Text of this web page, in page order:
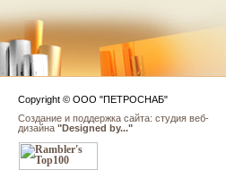
Copyright © ООО "ПЕТРОСНАБ"
Создание и поддержка сайта: cтудия веб-
дизайна "Designed by..."